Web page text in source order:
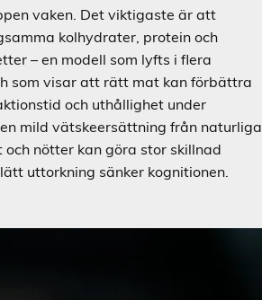
vaken. Det viktigaste är att
kolhydrater, protein och
– en modell som lyfts i flera
som visar att rätt mat kan förbättra
och uthållighet under
mild vätskeersättning från naturliga
och nötter kan göra stor skillnad
uttorkning sänker kognitionen.